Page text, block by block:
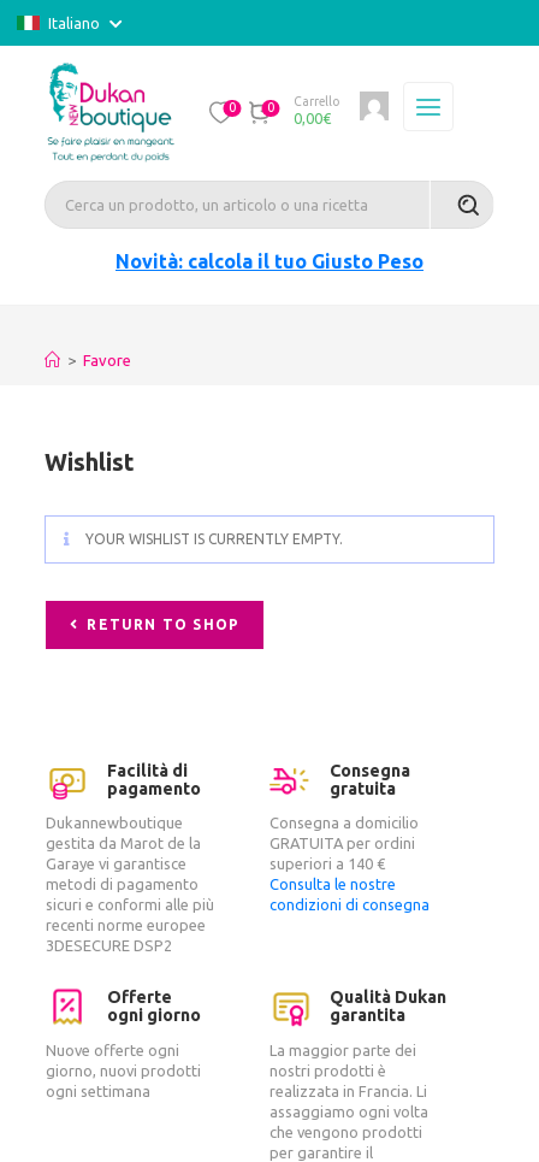
Italiano
0 0 Carrello
0,00€
Novità: calcola il tuo Giusto Peso
> Favore
Wishlist
YOUR WISHLIST IS CURRENTLY EMPTY.
RETURN TO SHOP
Facilità di
pagamento
Dukannewboutique
gestita da Marot de la
Garaye vi garantisce
metodi di pagamento
sicuri e conformi alle più
recenti norme europee
3DESECURE DSP2
Consegna
gratuita
Consegna a domicilio
GRATUITA per ordini
superiori a 140 €
Consulta le nostre
condizioni di consegna
Offerte
ogni giorno
Nuove offerte ogni
giorno, nuovi prodotti
ogni settimana
Qualità Dukan
garantita
La maggior parte dei
nostri prodotti è
realizzata in Francia. Li
assaggiamo ogni volta
che vengono prodotti
per garantire il